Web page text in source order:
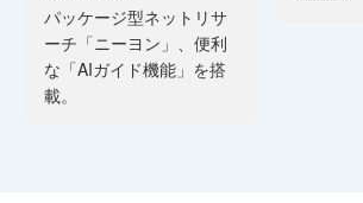
パッケージ型ネットリサ
ーチ「ニーヨン」、便利
な「AIガイド機能」を搭
載。